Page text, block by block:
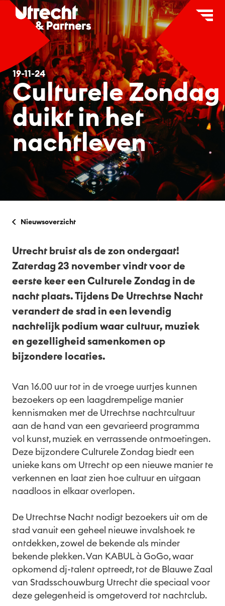
×
Over ons
Partners
Wat wij doen
Merk Utrecht
Onderzoek
Pers & media
19-11-24
Culturele Zondag
duikt in het
nachtleven
Nieuwsoverzicht
Utrecht bruist als de zon ondergaat!
Zaterdag 23 november vindt voor de
eerste keer een Culturele Zondag in de
nacht plaats. Tijdens De Utrechtse Nacht
verandert de stad in een levendig
nachtelijk podium waar cultuur, muziek
en gezelligheid samenkomen op
bijzondere locaties.
Van 16.00 uur tot in de vroege uurtjes kunnen
bezoekers op een laagdrempelige manier
kennismaken met de Utrechtse nachtcultuur
aan de hand van een gevarieerd programma
vol kunst, muziek en verrassende ontmoetingen.
Deze bijzondere Culturele Zondag biedt een
unieke kans om Utrecht op een nieuwe manier te
verkennen en laat zien hoe cultuur en uitgaan
naadloos in elkaar overlopen.
De Utrechtse Nacht nodigt bezoekers uit om de
stad vanuit een geheel nieuwe invalshoek te
ontdekken, zowel de bekende als minder
bekende plekken. Van KABUL à GoGo, waar
opkomend dj-talent optreedt, tot de Blauwe Zaal
van Stadsschouwburg Utrecht die speciaal voor
deze gelegenheid is omgetoverd tot nachtclub.